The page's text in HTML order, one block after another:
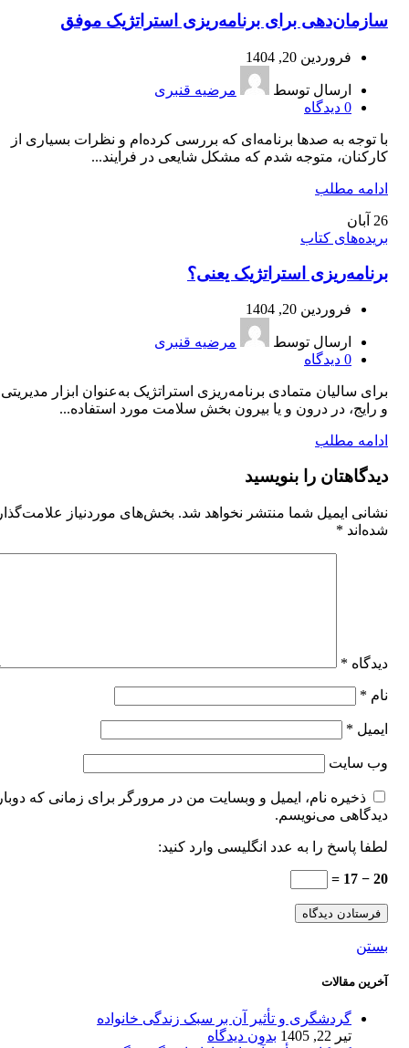
سازمان‌دهی برای برنامه‌ریزی استراتژیک موفق
فروردین 20, 1404
ارسال توسط
مرضیه قنبری
0 دیدگاه
با توجه به صدها برنامه‌ای که بررسی کرده‌ام و نظرات بسیاری از
کارکنان، متوجه شدم که مشکل شایعی در فرایند...
ادامه مطلب
26 آبان
بریده‌های کتاب
برنامه‌ریزی استراتژیک یعنی؟
فروردین 20, 1404
ارسال توسط
مرضیه قنبری
0 دیدگاه
برای سالیان متمادی برنامه‌ریزی استراتژیک به‌عنوان ابزار
و رایج، در درون و یا بیرون بخش سلامت مورد استفاده...
ادامه مطلب
دیدگاهتان را بنویسید
نشانی ایمیل شما منتشر نخواهد شد. بخش‌های موردنیاز
شده‌اند *
دیدگاه *
نام *
ایمیل *
وب‌ سایت
ذخیره نام، ایمیل و وبسایت من در مرورگر برای زمانی که
دیدگاهی می‌نویسم.
لطفا پاسخ را به عدد انگلیسی وارد کنید:
20 − 17 =
بستن
آخرین مقالات
گردشگری و تأثیر آن بر سبک زندگی خانواده
تیر 22, 1405
بدون دیدگاه